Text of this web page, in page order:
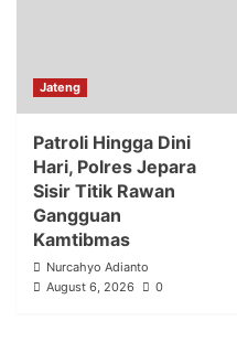
Jateng
Patroli Hingga Dini
Hari, Polres Jepara
Sisir Titik Rawan
Gangguan
Kamtibmas
Nurcahyo Adianto
August 6, 2026
0